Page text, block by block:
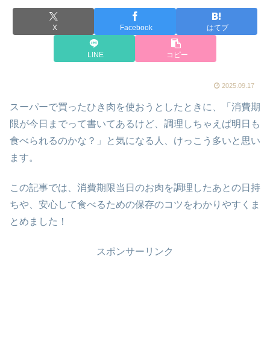
X Facebook はてブ
LINE コピー
2025.09.17
スーパーで買ったひき肉を使おうとしたときに、「消費期
限が今日までって書いてあるけど、調理しちゃえば明日も
食べられるのかな？」と気になる人、けっこう多いと思い
ます。
この記事では、消費期限当日のお肉を調理したあとの日持
ちや、安心して食べるための保存のコツをわかりやすくま
とめました！
スポンサーリンク